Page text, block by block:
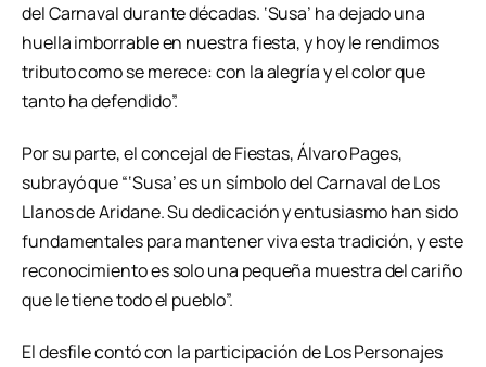
del Carnaval durante décadas. ‘Susa’ ha dejado una
huella imborrable en nuestra fiesta, y hoy le rendimos
tributo como se merece: con la alegría y el color que
tanto ha defendido”.
Por su parte, el concejal de Fiestas, Álvaro Pages,
subrayó que “‘Susa’ es un símbolo del Carnaval de Los
Llanos de Aridane. Su dedicación y entusiasmo han sido
fundamentales para mantener viva esta tradición, y este
reconocimiento es solo una pequeña muestra del cariño
que le tiene todo el pueblo”.
El desfile contó con la participación de Los Personajes